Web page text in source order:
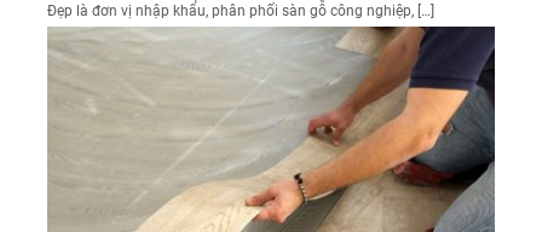
Đẹp là đơn vị nhập khẩu, phân phối sàn gỗ công nghiệp, […]